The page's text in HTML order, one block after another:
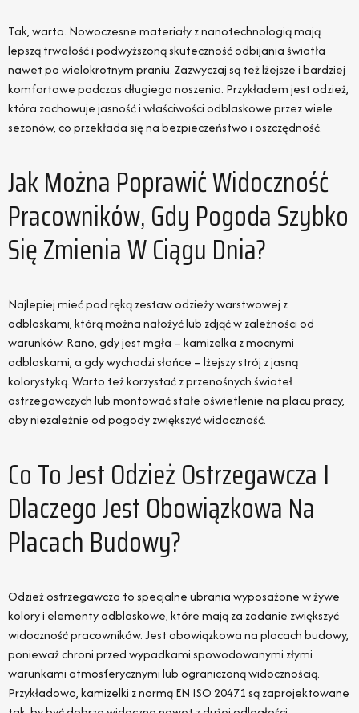
Tak, warto. Nowoczesne materiały z nanotechnologią mają
lepszą trwałość i podwyższoną skuteczność odbijania światła
nawet po wielokrotnym praniu. Zazwyczaj są też lżejsze i bardziej
komfortowe podczas długiego noszenia. Przykładem jest odzież,
która zachowuje jasność i właściwości odblaskowe przez wiele
sezonów, co przekłada się na bezpieczeństwo i oszczędność.
Jak Można Poprawić Widoczność
Pracowników, Gdy Pogoda Szybko
Się Zmienia W Ciągu Dnia?
Najlepiej mieć pod ręką zestaw odzieży warstwowej z
odblaskami, którą można nałożyć lub zdjąć w zależności od
warunków. Rano, gdy jest mgła – kamizelka z mocnymi
odblaskami, a gdy wychodzi słońce – lżejszy strój z jasną
kolorystyką. Warto też korzystać z przenośnych świateł
ostrzegawczych lub montować stałe oświetlenie na placu pracy,
aby niezależnie od pogody zwiększyć widoczność.
Co To Jest Odzież Ostrzegawcza I
Dlaczego Jest Obowiązkowa Na
Placach Budowy?
Odzież ostrzegawcza to specjalne ubrania wyposażone w żywe
kolory i elementy odblaskowe, które mają za zadanie zwiększyć
widoczność pracowników. Jest obowiązkowa na placach budowy,
ponieważ chroni przed wypadkami spowodowanymi złymi
warunkami atmosferycznymi lub ograniczoną widocznością.
Przykładowo, kamizelki z normą EN ISO 20471 są zaprojektowane